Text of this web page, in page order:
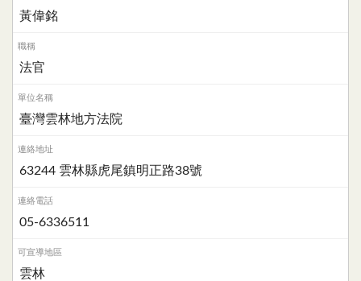
黃偉銘
法官
臺灣雲林地方法院
63244 雲林縣虎尾鎮明正路38號
05-6336511
雲林